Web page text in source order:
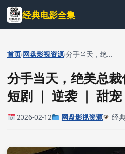
跳
到
主
内
经典电影全集
首页›网盘影视资源›分手当天，绝...
分手当天，绝美总裁
短剧 ｜ 逆袭 ｜ 甜宠
2026-02-12 网盘影视资源 经